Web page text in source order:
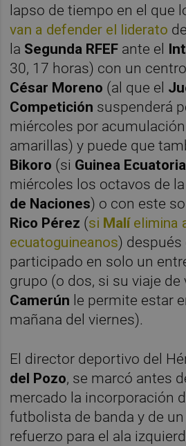
lapso de tiempo en el que
van a defender el liderato
la Segunda RFEF ante el
30, 17 horas) con un
César Moreno (al que el
Competición suspenderá
miércoles por
amarillas) y puede que
Bikoro (si Guinea
miércoles los octavos de la
de Naciones) o con este
Rico Pérez (si Malí elimina
ecuatoguineanos) después
participado en solo un
grupo (o dos, si su viaje de
Camerún le permite estar
mañana del viernes).
El director deportivo del
del Pozo, se marcó antes
mercado la incorporación
futbolista de banda y de un
refuerzo para el ala